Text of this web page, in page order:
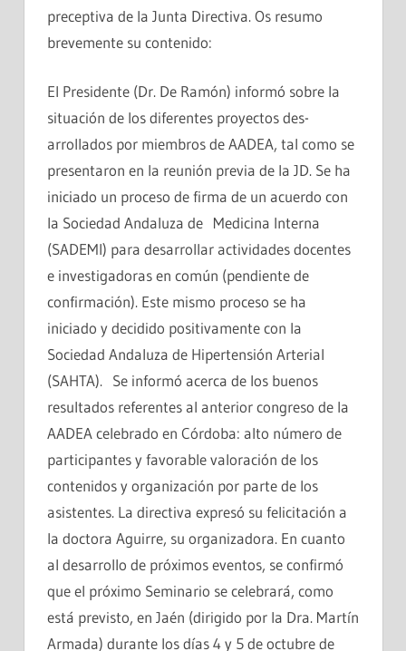
preceptiva de la Junta Directiva. Os resumo
brevemente su contenido:
El Presidente (Dr. De Ramón) informó sobre la
situación de los diferentes proyectos des-
arrollados por miembros de AADEA, tal como se
presentaron en la reunión previa de la JD. Se ha
iniciado un proceso de firma de un acuerdo con
la Sociedad Andaluza de Medicina Interna
(SADEMI) para desarrollar actividades docentes
e investigadoras en común (pendiente de
confirmación). Este mismo proceso se ha
iniciado y decidido positivamente con la
Sociedad Andaluza de Hipertensión Arterial
(SAHTA). Se informó acerca de los buenos
resultados referentes al anterior congreso de la
AADEA celebrado en Córdoba: alto número de
participantes y favorable valoración de los
contenidos y organización por parte de los
asistentes. La directiva expresó su felicitación a
la doctora Aguirre, su organizadora. En cuanto
al desarrollo de próximos eventos, se confirmó
que el próximo Seminario se celebrará, como
está previsto, en Jaén (dirigido por la Dra. Martín
Armada) durante los días 4 y 5 de octubre de